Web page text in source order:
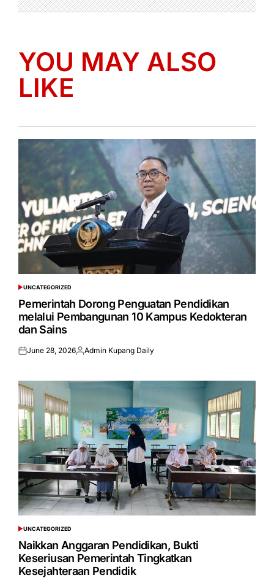
YOU MAY ALSO
LIKE
POSTED
IN
UNCATEGORIZED
Pemerintah Dorong Penguatan Pendidikan
melalui Pembangunan 10 Kampus Kedokteran
dan Sains
Posted
June 28, 2026Posted
Admin Kupang Daily
POSTED
IN
UNCATEGORIZED
Naikkan Anggaran Pendidikan, Bukti
Keseriusan Pemerintah Tingkatkan
Kesejahteraan Pendidik